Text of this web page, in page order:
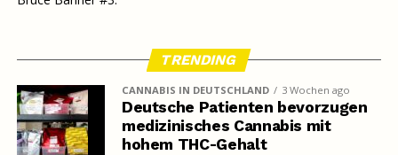
TRENDING
CANNABIS IN DEUTSCHLAND 3 Wochen ago
Deutsche Patienten bevorzugen
medizinisches Cannabis mit
hohem THC-Gehalt